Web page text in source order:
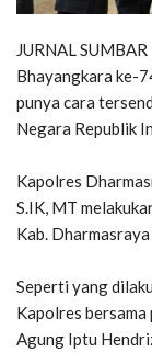
JURNAL
Bhayangkara ke-
punya cara
Negara Republik
Kapolres
S.IK, MT
Kab.
Seperti yang
Kapolres
Agung Iptu